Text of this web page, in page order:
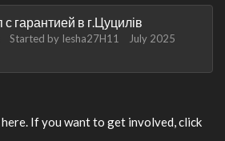
гарантией в г.Цуцилів
Started by Iesha27H11 July 2025
If you want to get involved, click